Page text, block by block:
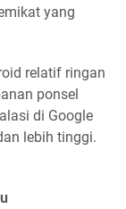
yang
relatif ringan
ponsel
di Google
lebih tinggi.